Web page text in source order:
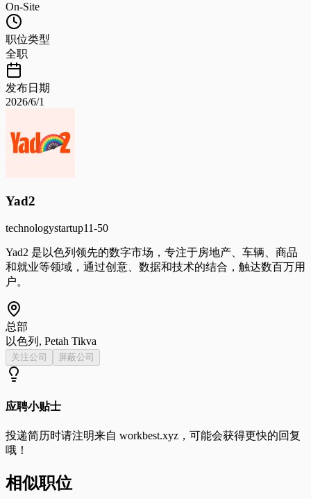
On-Site
职位类型
全职
发布日期
2026/6/1
Yad2
technologystartup11-50
Yad2 是以色列领先的数字市场，专注于房地产、车辆、商品
和就业等领域，通过创意、数据和技术的结合，触达数百万用
户。
总部
以色列, Petah Tikva
关注公司 屏蔽公司
应聘小贴士
投递简历时请注明来自 workbest.xyz ，可能会获得更快的回复
哦！
相似职位